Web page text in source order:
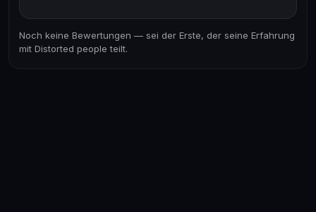
Noch keine Bewertungen — sei der Erste, der seine Erfahrung
mit Distorted people teilt.